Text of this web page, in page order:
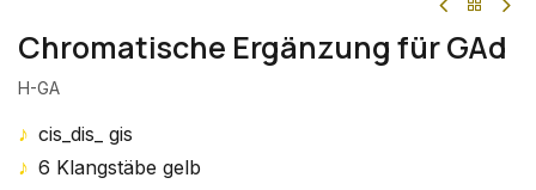
Chromatische Ergänzung für GAd
H-GA
♪ cis_dis_ gis
♪ 6 Klangstäbe gelb